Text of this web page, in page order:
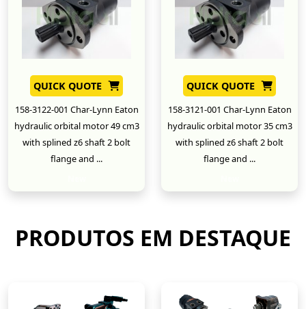
QUICK QUOTE
158-3122-001 Char-Lynn Eaton
hydraulic orbital motor 49 cm3
with splined z6 shaft 2 bolt
flange and ...
QUICK QUOTE
158-3121-001 Char-Lynn Eaton
hydraulic orbital motor 35 cm3
with splined z6 shaft 2 bolt
flange and ...
PRODUTOS EM DESTAQUE